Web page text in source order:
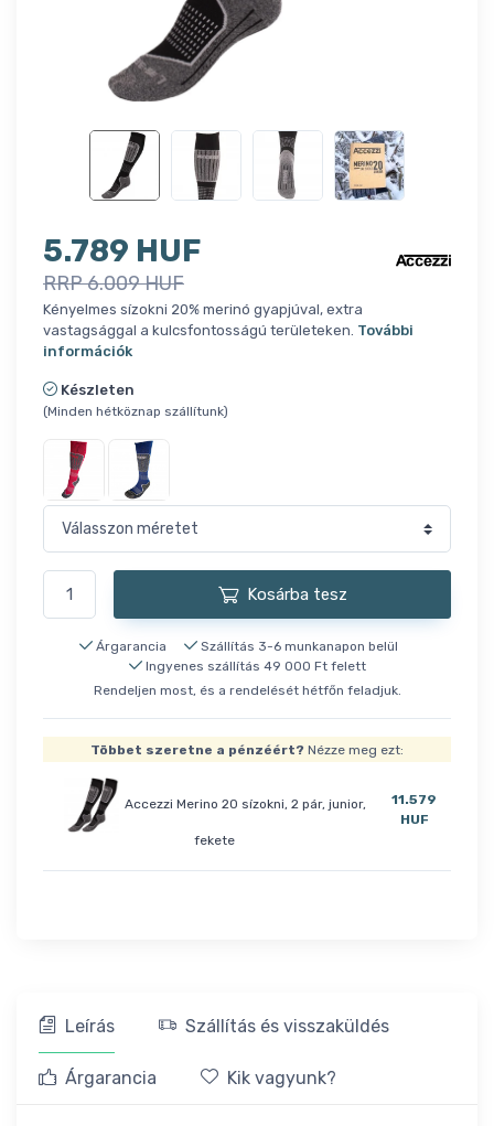
5.789 HUF
RRP 6.009 HUF
Kényelmes sízokni 20% merinó gyapjúval, extra
vastagsággal a kulcsfontosságú területeken. További
információk
Készleten
(Minden hétköznap szállítunk)
Kosárba tesz
Árgarancia
Szállítás 3-6 munkanapon belül
Ingyenes szállítás 49 000 Ft felett
Rendeljen most, és a rendelését hétfőn feladjuk.
Többet szeretne a pénzéért? Nézze meg ezt:
Accezzi Merino 20 sízokni, 2 pár, junior,
fekete
11.579
HUF
Leírás Szállítás és visszaküldés
Árgarancia Kik vagyunk?